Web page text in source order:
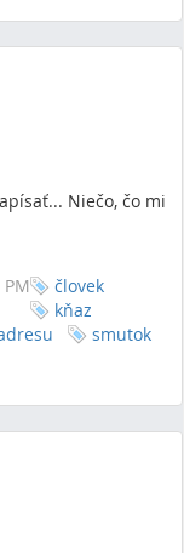
Niečo, čo mi
človek
kňaz
smutok